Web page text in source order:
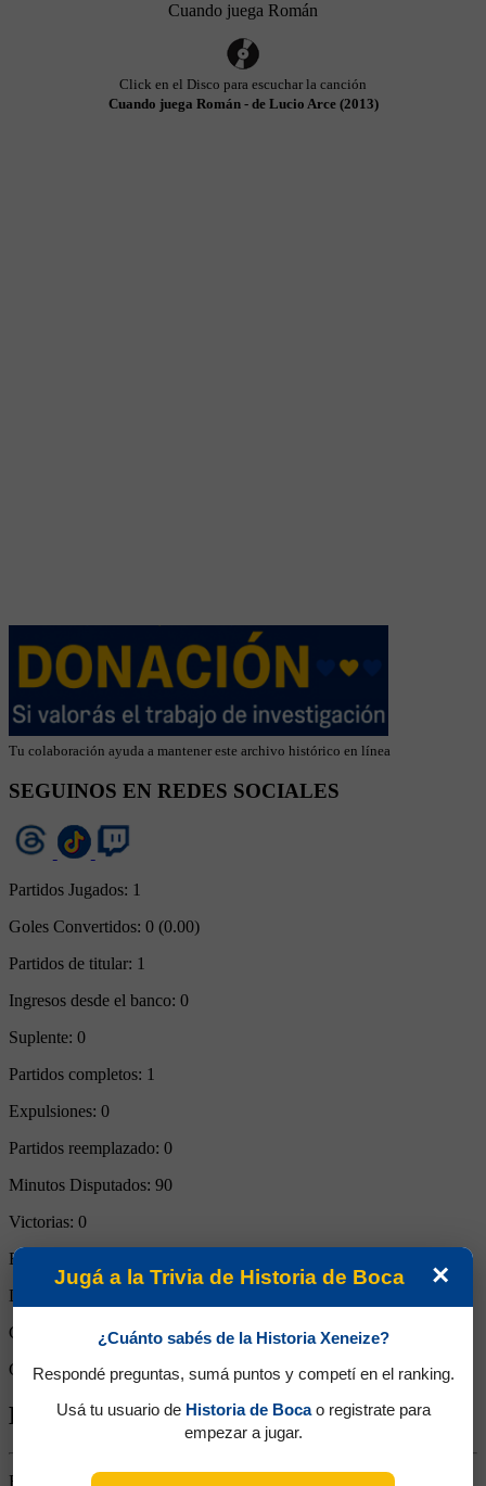
Cuando juega Román
Click en el Disco para escuchar la canción
Cuando juega Román - de Lucio Arce (2013)
Tu colaboración ayuda a mantener este archivo histórico en línea
SEGUINOS EN REDES SOCIALES
Partidos Jugados: 1
Goles Convertidos: 0 (0.00)
Partidos de titular: 1
Ingresos desde el banco: 0
Suplente: 0
Partidos completos: 1
Expulsiones: 0
Partidos reemplazado: 0
Minutos Disputados: 90
Victorias: 0
Empates:
Derrotas:
Goles de Boca:2
Goles rivales: 2
Biografía de Juan Román Riquelme
Enganche. Ganó 11 títulos (Aperturas 1998, 2000, 2008 y 2011,
×
Jugá a la Trivia de Historia de Boca
¿Cuánto sabés de la Historia Xeneize?
Respondé preguntas, sumá puntos y competí en el ranking.
Usá tu usuario de Historia de Bocao registrate para
empezar a jugar.